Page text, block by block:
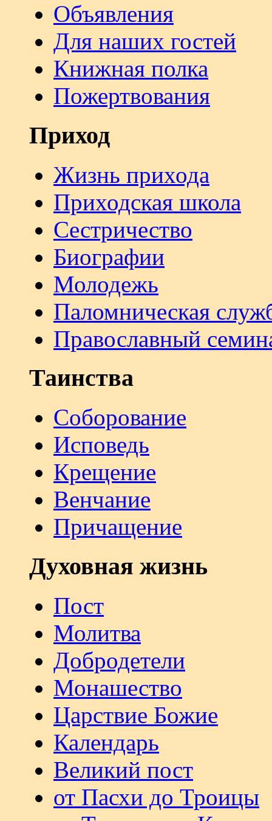
Объявления
Для наших гостей
Книжная полка
Пожертвования
Приход
Жизнь прихода
Приходская школа
Сестричество
Биографии
Молодежь
Паломническая
Православный
Таинства
Соборование
Исповедь
Крещение
Венчание
Причащение
Духовная жизнь
Пост
Молитва
Добродетели
Монашество
Царствие Божие
Календарь
Великий пост
от Пасхи до Троицы